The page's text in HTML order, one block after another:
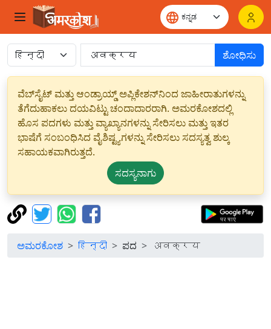
ಶೋಧಿಸು
ವೆಬ್‌ಸೈಟ್ ಮತ್ತು ಆಂಡ್ರಾಯ್ಡ್ ಅಪ್ಲಿಕೇಶನ್‌ನಿಂದ ಜಾಹೀರಾತುಗಳನ್ನು
ತೆಗೆದುಹಾಕಲು ದಯವಿಟ್ಟು ಚಂದಾದಾರರಾಗಿ. ಅಮರಕೋಶದಲ್ಲಿ
ಹೊಸ ಪದಗಳು ಮತ್ತು ವ್ಯಾಖ್ಯಾನಗಳನ್ನು ಸೇರಿಸಲು ಮತ್ತು ಇತರ
ಭಾಷೆಗೆ ಸಂಬಂಧಿಸಿದ ವೈಶಿಷ್ಟ್ಯಗಳನ್ನು ಸೇರಿಸಲು ಸದಸ್ಯತ್ವ ಶುಲ್ಕ
ಸಹಾಯಕವಾಗಿರುತ್ತದೆ.
ಸದಸ್ಯನಾಗು
ಅಮರಕೋಶ हिन्दी ಪದ अवक्रय